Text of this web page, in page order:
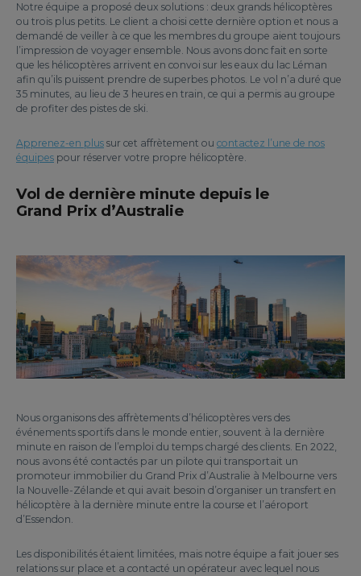
Notre équipe a proposé deux solutions : deux grands hélicoptères
ou trois plus petits. Le client a choisi cette dernière option et nous a
demandé de veiller à ce que les membres du groupe aient toujours
l’impression de voyager ensemble. Nous avons donc fait en sorte
que les hélicoptères arrivent en convoi sur les eaux du lac Léman
afin qu’ils puissent prendre de superbes photos. Le vol n’a duré que
35 minutes, au lieu de 3 heures en train, ce qui a permis au groupe
de profiter des pistes de ski.
Apprenez-en plus sur cet affrètement ou contactez l’une de nos
équipes pour réserver votre propre hélicoptère.
Vol de dernière minute depuis le
Grand Prix d’Australie
Nous organisons des affrètements d’hélicoptères vers des
événements sportifs dans le monde entier, souvent à la dernière
minute en raison de l’emploi du temps chargé des clients. En 2022,
nous avons été contactés par un pilote qui transportait un
promoteur immobilier du Grand Prix d’Australie à Melbourne vers
la Nouvelle-Zélande et qui avait besoin d’organiser un transfert en
hélicoptère à la dernière minute entre la course et l’aéroport
d’Essendon.
Les disponibilités étaient limitées, mais notre équipe a fait jouer ses
relations sur place et a contacté un opérateur avec lequel nous